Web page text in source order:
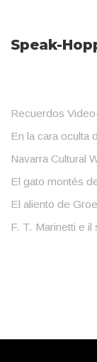
Speak-
Recuerdos
En la cara oculta
Navarra Cultural
El gato montés
El aliento de
F. T. Marinetti e